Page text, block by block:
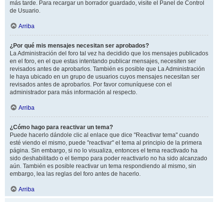
más tarde. Para recargar un borrador guardado, visite el Panel de Control
de Usuario.
Arriba
¿Por qué mis mensajes necesitan ser aprobados?
La Administración del foro tal vez ha decidido que los mensajes publicados
en el foro, en el que estas intentando publicar mensajes, necesiten ser
revisados antes de aprobarlos. También es posible que La Administración
le haya ubicado en un grupo de usuarios cuyos mensajes necesitan ser
revisados antes de aprobarlos. Por favor comuníquese con el
administrador para más información al respecto.
Arriba
¿Cómo hago para reactivar un tema?
Puede hacerlo dándole clic al enlace que dice "Reactivar tema" cuando
esté viendo el mismo, puede "reactivar" el tema al principio de la primera
página. Sin embargo, si no lo visualiza, entonces el tema reactivado ha
sido deshabilitado o el tiempo para poder reactivarlo no ha sido alcanzado
aún. También es posible reactivar un tema respondiendo al mismo, sin
embargo, lea las reglas del foro antes de hacerlo.
Arriba